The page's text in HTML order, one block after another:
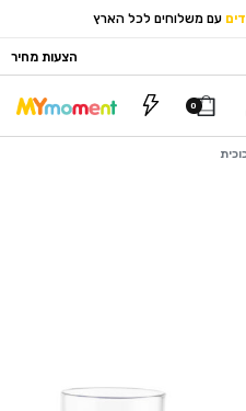
עם משלוחים לכל הארץ
הצעות מחיר
0